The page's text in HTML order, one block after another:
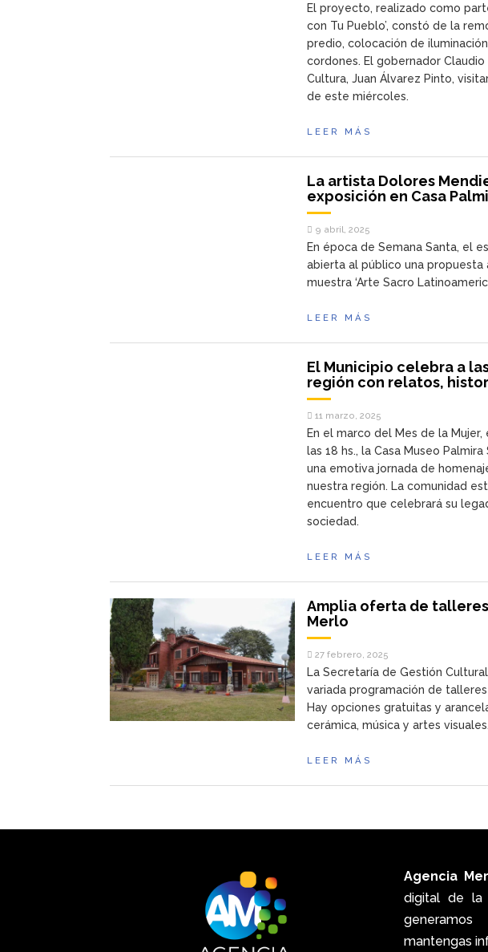
El proyecto, realizado como
con Tu Pueblo’, constó de la
predio, colocación de
cordones. El gobernador
Cultura, Juan Álvarez Pinto,
de este miércoles.
LEER MÁS
La artista Dolores
exposición en Casa
9 abril, 2025
En época de Semana Santa, el
abierta al público una
muestra ‘Arte Sacro
LEER MÁS
El Municipio celebra a
región con relatos,
11 marzo, 2025
En el marco del Mes de la
las 18 hs., la Casa Museo
una emotiva jornada de
nuestra región. La comunidad
encuentro que celebrará su
sociedad.
LEER MÁS
Amplia oferta de
Merlo
27 febrero, 2025
La Secretaría de Gestión
variada programación de
Hay opciones gratuitas y
cerámica, música y artes visuales.
LEER MÁS
Agencia
digital de la
mantengas